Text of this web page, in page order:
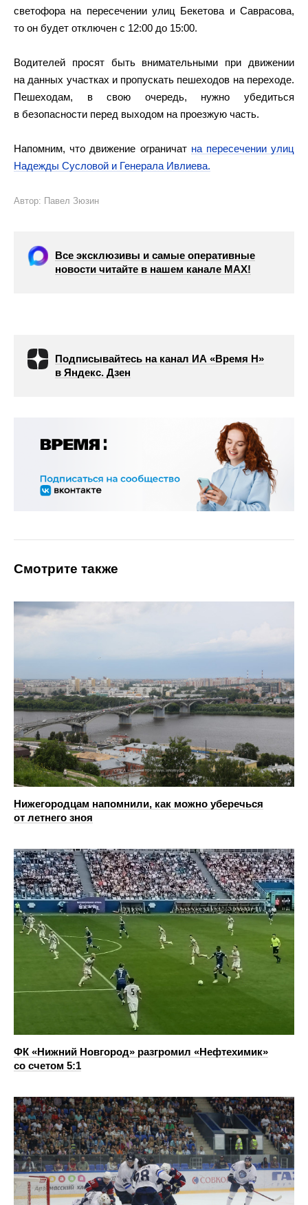
светофора на пересечении улиц Бекетова и Саврасова,
то он будет отключен с 12:00 до 15:00.
Водителей просят быть внимательными при движении
на данных участках и пропускать пешеходов на переходе.
Пешеходам, в свою очередь, нужно убедиться
в безопасности перед выходом на проезжую часть.
Напомним, что движение ограничат на пересечении улиц
Надежды Сусловой и Генерала Ивлиева.
Автор: Павел Зюзин
Все эксклюзивы и самые оперативные
новости читайте в нашем канале МАХ!
Подписывайтесь на канал ИА «Время Н»
в Яндекс. Дзен
Смотрите также
Нижегородцам напомнили, как можно уберечься
от летнего зноя
ФК «Нижний Новгород» разгромил «Нефтехимик»
со счетом 5:1